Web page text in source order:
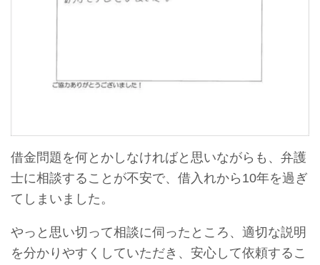
借金問題を何とかしなければと思いながらも、弁護
士に相談することが不安で、借入れから10年を過ぎ
てしまいました。
やっと思い切って相談に伺ったところ、適切な説明
を分かりやすくしていただき、安心して依頼するこ